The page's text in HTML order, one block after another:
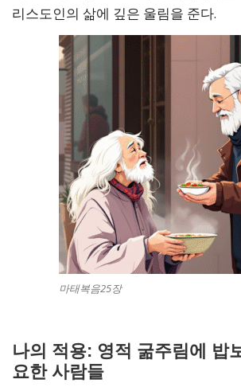
리스도인의 삶에 깊은 울림을 준다.
마태복음25장
나의 적용: 영적 굶주림에 밥
요한 사람들